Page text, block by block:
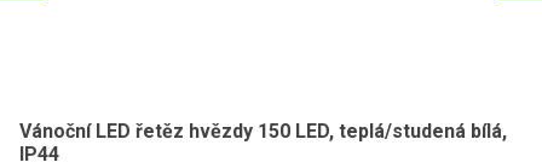
Vánoční LED řetěz hvězdy 150 LED, teplá/studená bílá,
IP44